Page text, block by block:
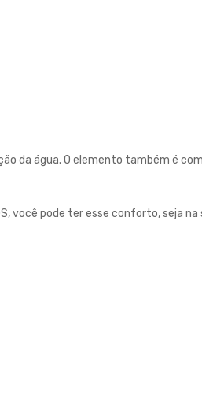
da água. O elemento também é
você pode ter esse conforto, seja